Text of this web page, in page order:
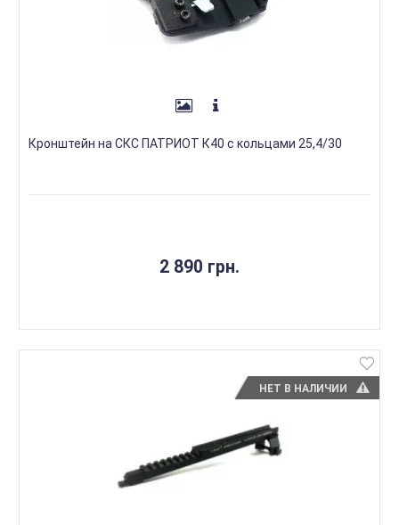
Кронштейн на СКС ПАТРИОТ К40 с кольцами 25,4/30
2 890 грн.
НЕТ В НАЛИЧИИ